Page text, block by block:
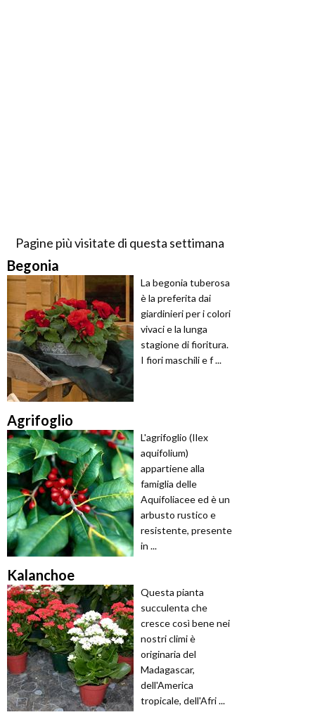
Pagine più visitate di questa settimana
Begonia
La begonia tuberosa
è la preferita dai
giardinieri per i colori
vivaci e la lunga
stagione di fioritura.
I fiori maschili e f ...
Agrifoglio
L'agrifoglio (Ilex
aquifolium)
appartiene alla
famiglia delle
Aquifoliacee ed è un
arbusto rustico e
resistente, presente
in ...
Kalanchoe
Questa pianta
succulenta che
cresce così bene nei
nostri climi è
originaria del
Madagascar,
dell'America
tropicale, dell'Afri ...